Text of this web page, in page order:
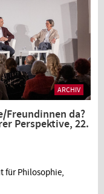
ARCHIV
Freundinnen da?
Perspektive, 22.
für Philosophie,